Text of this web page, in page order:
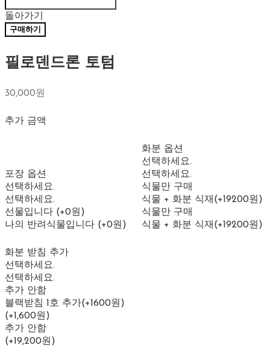
돌아가기
구매하기
필로덴드론 토텀
30,000원
추가 금액
포장 옵션
선택하세요.
선택하세요.
선물입니다 (+0원)
나의 반려식물입니다 (+0원)
화분 옵션
선택하세요.
선택하세요.
식물만 구매
식물 + 화분 식재(+19200원)
식물만 구매
식물 + 화분 식재(+19200원)
화분 받침 추가
선택하세요.
선택하세요.
추가 안함
블랙받침 1호 추가(+1600원)
(+1,600원)
추가 안함
(+19,200원)